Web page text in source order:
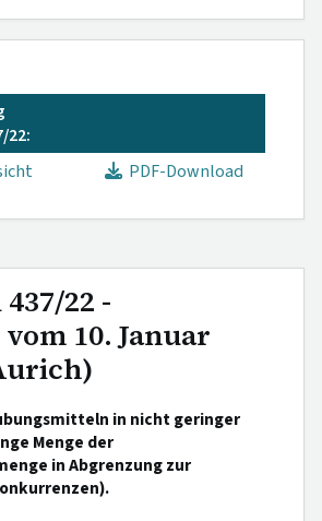
22:
PDF-Download
22 -
10. Januar
in nicht geringer
Menge der
in Abgrenzung zur